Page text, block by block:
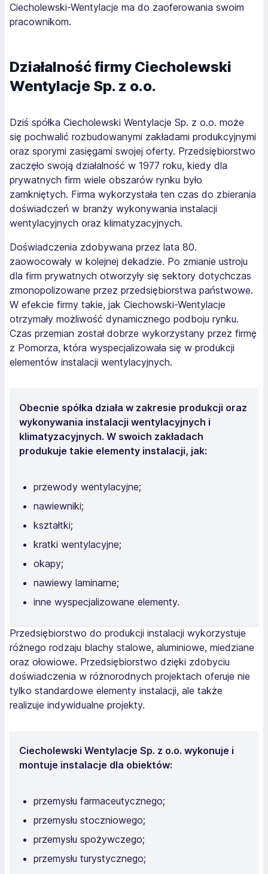
Ciecholewski-Wentylacje ma do zaoferowania swoim
pracownikom.
Działalność firmy Ciecholewski
Wentylacje Sp. z o.o.
Dziś spółka Ciecholewski Wentylacje Sp. z o.o. może
się pochwalić rozbudowanymi zakładami produkcyjnymi
oraz sporymi zasięgami swojej oferty. Przedsiębiorstwo
zaczęło swoją działalność w 1977 roku, kiedy dla
prywatnych firm wiele obszarów rynku było
zamkniętych. Firma wykorzystała ten czas do zbierania
doświadczeń w branży wykonywania instalacji
wentylacyjnych oraz klimatyzacyjnych.
Doświadczenia zdobywana przez lata 80.
zaowocowały w kolejnej dekadzie. Po zmianie ustroju
dla firm prywatnych otworzyły się sektory dotychczas
zmonopolizowane przez przedsiębiorstwa państwowe.
W efekcie firmy takie, jak Ciechowski-Wentylacje
otrzymały możliwość dynamicznego podboju rynku.
Czas przemian został dobrze wykorzystany przez firmę
z Pomorza, która wyspecjalizowała się w produkcji
elementów instalacji wentylacyjnych.
Obecnie spółka działa w zakresie produkcji oraz
wykonywania instalacji wentylacyjnych i
klimatyzacyjnych. W swoich zakładach
produkuje takie elementy instalacji, jak:
przewody wentylacyjne;
nawiewniki;
kształtki;
kratki wentylacyjne;
okapy;
nawiewy laminarne;
inne wyspecjalizowane elementy.
Przedsiębiorstwo do produkcji instalacji wykorzystuje
różnego rodzaju blachy stalowe, aluminiowe, miedziane
oraz ołowiowe. Przedsiębiorstwo dzięki zdobyciu
doświadczenia w różnorodnych projektach oferuje nie
tylko standardowe elementy instalacji, ale także
realizuje indywidualne projekty.
Ciecholewski Wentylacje Sp. z o.o. wykonuje i
montuje instalacje dla obiektów:
przemysłu farmaceutycznego;
przemysłu stoczniowego;
przemysłu spożywczego;
przemysłu turystycznego;